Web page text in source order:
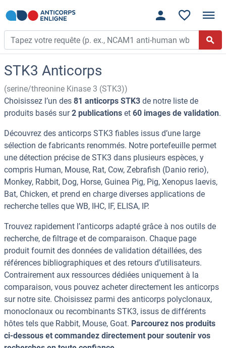
STK3 Anticorps
(serine/threonine Kinase 3 (STK3))
Choisissez l’un des 81 anticorps STK3 de notre liste de
produits basés sur2 publications et 60 images de validation.
Découvrez des anticorps STK3 fiables issus d’une large
sélection de fabricants renommés. Notre portefeuille permet
une détection précise de STK3 dans plusieurs espèces, y
compris Human, Mouse, Rat, Cow, Zebrafish (Danio rerio),
Monkey, Rabbit, Dog, Horse, Guinea Pig, Pig, Xenopus laevis,
Bat, Chicken, et prend en charge diverses applications de
recherche telles que WB, IHC, IF, ELISA, IP.
Trouvez rapidement l’anticorps adapté grâce à nos outils de
recherche, de filtrage et de comparaison. Chaque page
produit fournit des données de validation détaillées, des
références bibliographiques et des retours d’utilisateurs.
Contrairement aux ressources dédiées uniquement à la
comparaison, vous pouvez acheter directement les anticorps
sur notre site. Choisissez parmi des anticorps polyclonaux,
monoclonaux ou recombinants STK3, issus de différents
hôtes tels que Rabbit, Mouse, Goat. Parcourez nos produits
ci-dessous et commandez directement pour soutenir vos